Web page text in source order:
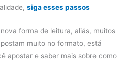
siga esses passos
forma de leitura, aliás, muitos
muito no formato, está
apostar e saber mais sobre como